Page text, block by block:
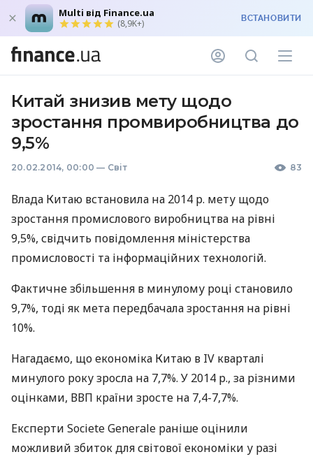
Multi від Finance.ua
(8,9K+) ВСТАНОВИТИ
Китай знизив мету щодо
зростання промвиробництва до
9,5%
20.02.2014, 00:00 — Світ 83
Влада Китаю встановила на 2014 р. мету щодо
зростання промислового виробництва на рівні
9,5%, свідчить повідомлення міністерства
промисловості та інформаційних технологій.
Фактичне збільшення в минулому році становило
9,7%, тоді як мета передбачала зростання на рівні
10%.
Нагадаємо, що економіка Китаю в IV кварталі
минулого року зросла на 7,7%. У 2014 р., за різними
оцінками, ВВП країни зросте на 7,4-7,7%.
Експерти Societe Generale раніше оцінили
можливий збиток для світової економіки у разі